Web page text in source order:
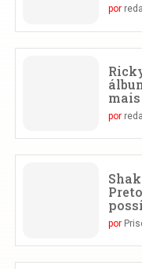
por
mais
por
por